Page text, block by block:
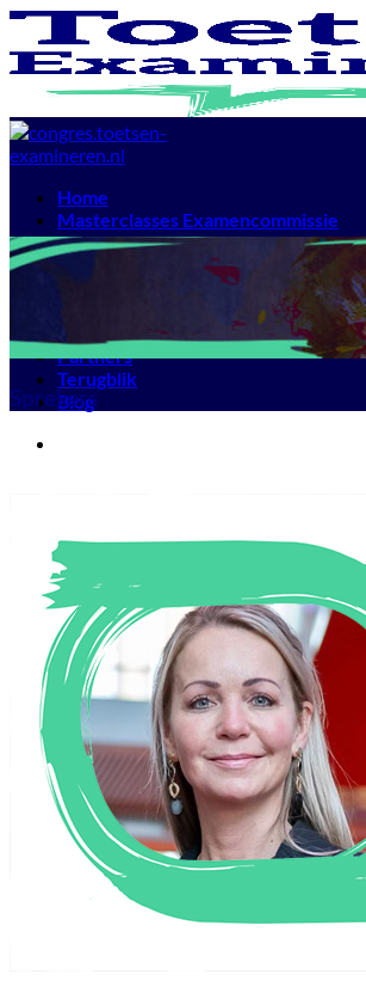
Ga
naar
inhoud
Home
Masterclasses Examencommissie
Masterclass AWB
Masterclass Rechtsbescherming
Masterclass Passend Maatwerk
Download de brochure
Digitale syllabus
Partners
Terugblik
Blog
Sprekers